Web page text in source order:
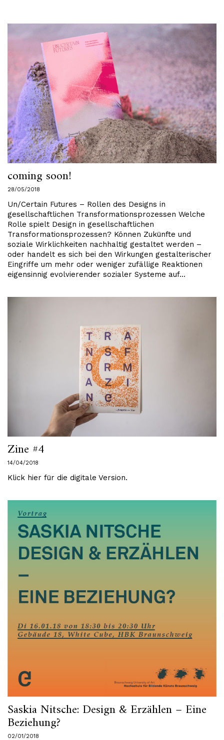
coming soon!
28/05/2018
Un/Certain Futures – Rollen des Designs in
gesellschaftlichen Transformationsprozessen Welche
Rolle spielt Design in gesellschaftlichen
Transformationsprozessen? Können Zukünfte und
soziale Wirklichkeiten nachhaltig gestaltet werden –
oder handelt es sich bei den Wirkungen gestalterischer
Eingriffe um mehr oder weniger zufällige Reaktionen
eigensinnig evolvierender sozialer Systeme auf…
Zine #4
14/04/2018
Klick hier für die digitale Version.
Saskia Nitsche: Design & Erzählen – Eine
Beziehung?
02/01/2018